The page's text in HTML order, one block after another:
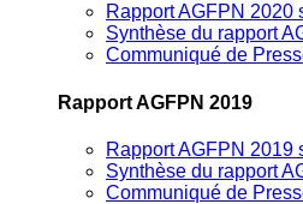
Rapport AGFPN 2020
Synthèse du rapport
Communiqué de
Rapport AGFPN 2019
Rapport AGFPN 2019
Synthèse du rapport
Communiqué de